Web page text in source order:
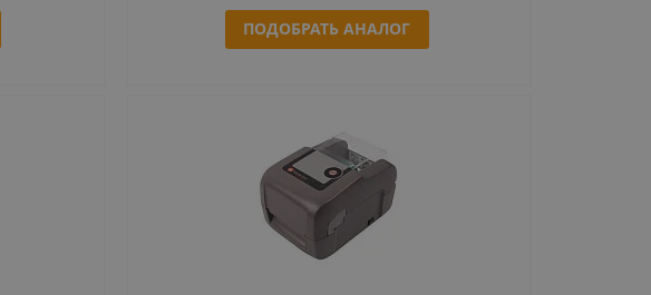
ПОДОБРАТЬ АНАЛОГ